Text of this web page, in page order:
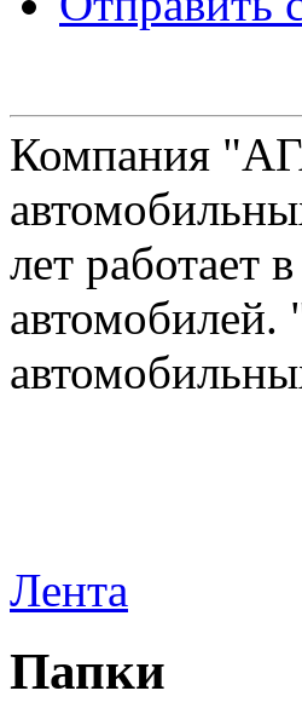
Компания
лет работает
Лента
Папки